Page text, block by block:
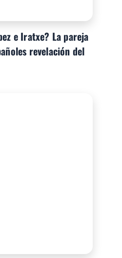
e Iratxe? La pareja
revelación del